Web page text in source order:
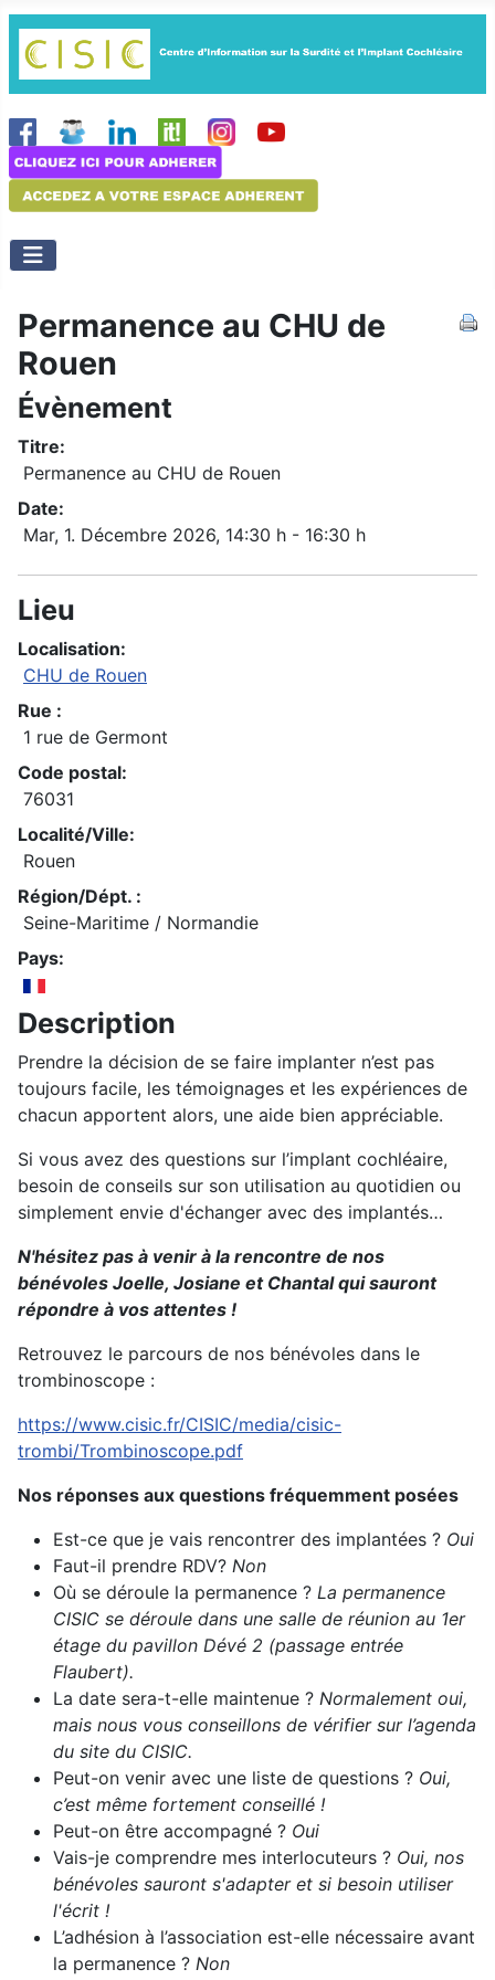
Permanence au CHU de
Rouen
Évènement
Titre:
Permanence au CHU de Rouen
Date:
Mar, 1. Décembre 2026, 14:30 h - 16:30 h
Lieu
Localisation:
CHU de Rouen
Rue :
1 rue de Germont
Code postal:
76031
Localité/Ville:
Rouen
Région/Dépt. :
Seine-Maritime / Normandie
Pays:
Description
Prendre la décision de se faire implanter n’est pas
toujours facile, les témoignages et les expériences de
chacun apportent alors, une aide bien appréciable.
Si vous avez des questions sur l’implant cochléaire,
besoin de conseils sur son utilisation au quotidien ou
simplement envie d'échanger avec des implantés…
N'hésitez pas à venir à la rencontre de nos
bénévoles Joelle, Josiane et Chantal qui sauront
répondre à vos attentes !
Retrouvez le parcours de nos bénévoles dans le
trombinoscope :
https://www.cisic.fr/CISIC/media/cisic-
trombi/Trombinoscope.pdf
Nos réponses aux questions fréquemment posées
Est-ce que je vais rencontrer des implantées ? Oui
Faut-il prendre RDV? Non
Où se déroule la permanence ? La permanence
CISIC se déroule dans une salle de réunion au 1er
étage du pavillon Dévé 2 (passage entrée
Flaubert).
La date sera-t-elle maintenue ? Normalement oui,
mais nous vous conseillons de vérifier sur l’agenda
du site du CISIC.
Peut-on venir avec une liste de questions ? Oui,
c’est même fortement conseillé !
Peut-on être accompagné ? Oui
Vais-je comprendre mes interlocuteurs ? Oui, nos
bénévoles sauront s'adapter et si besoin utiliser
l'écrit !
L’adhésion à l’association est-elle nécessaire avant
la permanence ? Non